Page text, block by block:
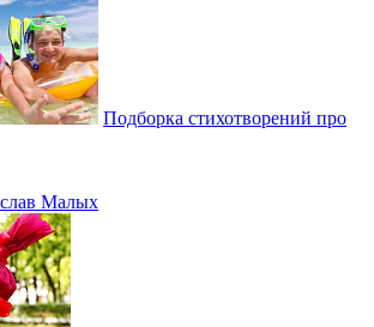
Подборка стихотворений про
Малых